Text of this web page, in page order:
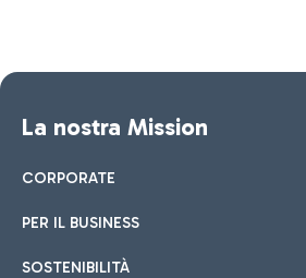
La nostra Mission
CORPORATE
PER IL BUSINESS
SOSTENIBILITÀ